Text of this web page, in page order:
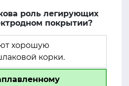
роль легирующих
покрытии?
хорошую
корки.